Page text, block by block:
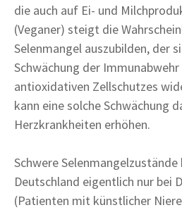
die auch auf Ei- und
(Veganer) steigt die
Selenmangel auszubilden, der
Schwächung der
antioxidativen Zellschutzes
kann eine solche Schwächung
Herzkrankheiten erhöhen.
Schwere
Deutschland eigentlich nur bei
(Patienten mit künstlicher